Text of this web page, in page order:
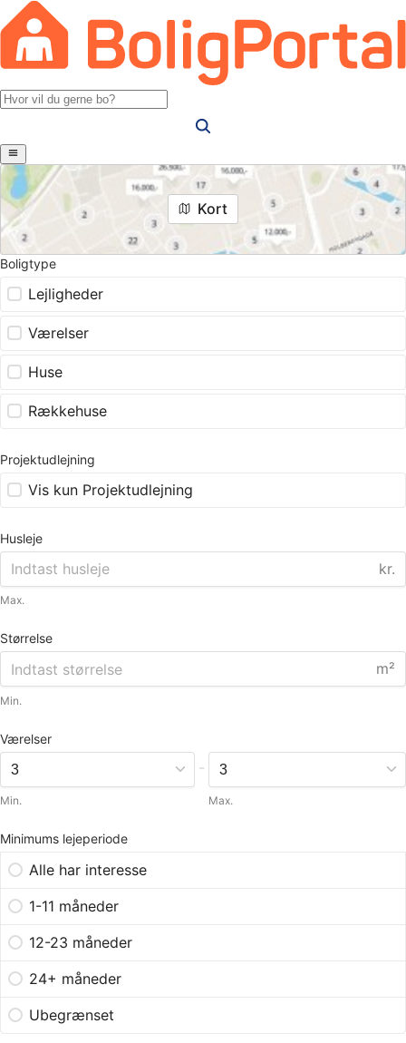
Kort
Boligtype
Lejligheder
Værelser
Huse
Rækkehuse
Projektudlejning
Vis kun Projektudlejning
Husleje
kr.
Max.
Størrelse
m²
Min.
Værelser
Min.
-
Max.
Minimums lejeperiode
Alle har interesse
1-11 måneder
12-23 måneder
24+ måneder
Ubegrænset